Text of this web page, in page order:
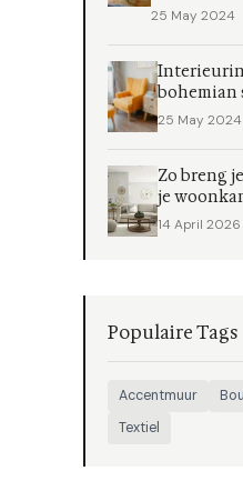
25 May 2024
bohemian
25 May 2024
Zo breng
je
14 April 2026
Populaire Tags
Accentmuur
Textiel